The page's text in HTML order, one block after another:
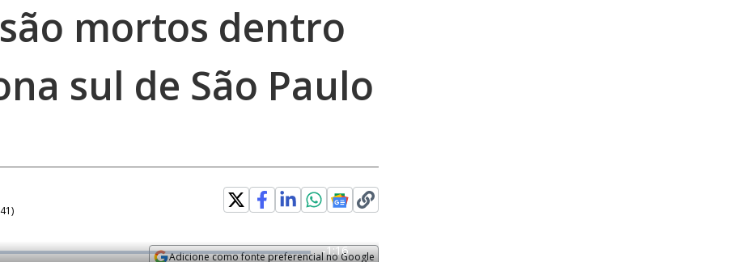
mortos dentro
sul de São Paulo
)
Adicione como fonte preferencial no Google
R
-1:16